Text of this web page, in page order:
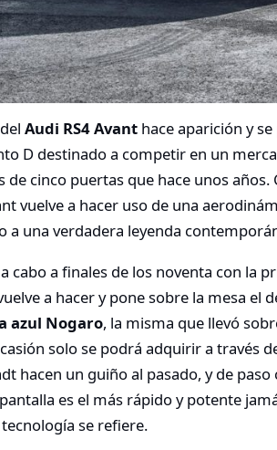
Audi RS4 Avant hace aparición y
D destinado a competir en un
de cinco puertas que hace unos años.
vuelve a hacer uso de una
a una verdadera leyenda
cabo a finales de los noventa con la
a hacer y pone sobre la mesa el
azul Nogaro, la misma que llevó
solo se podrá adquirir a través
hacen un guiño al pasado, y de
es el más rápido y potente
se refiere.